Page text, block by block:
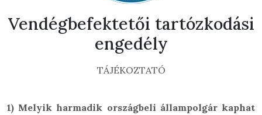
Vendégbefektetői tartózkodási
engedély
TÁJÉKOZTATÓ
1) Melyik harmadik országbeli állampolgár kaphat